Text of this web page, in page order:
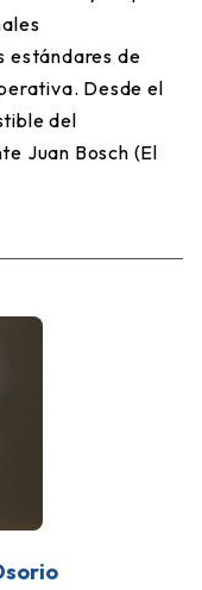
estándares de
Desde el
del
Juan Bosch (El